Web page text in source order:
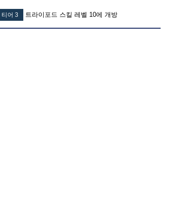
티어 3 트라이포드 스킬 레벨 10에 개방